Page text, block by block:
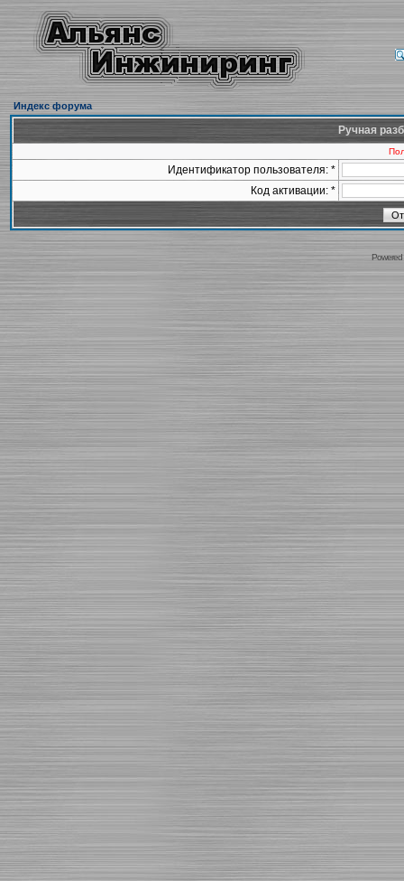
Индекс форума
Ручная
Идентификатор пользователя: *
Код активации: *